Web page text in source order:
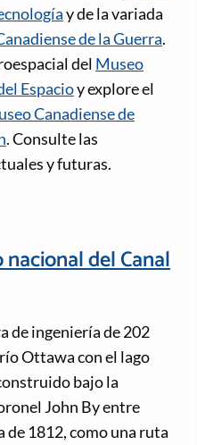
y de la variada
de la Guerra.
del Museo
Espacioy explore el
Canadiense de
. Consulte las
y futuras.
del Canal
de ingeniería de 202
Ottawa con el lago
bajo la
John By entre
de 1812, como una ruta